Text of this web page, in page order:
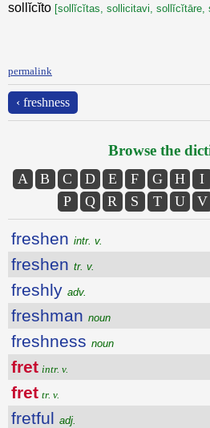
sollĭcĭto [sollĭcĭtas, sollicitavi, sollĭcĭtāre,
permalink
‹ freshness
Browse the
A B C D E F G H I
P
Q R S T U V
freshen intr. v.
freshen tr. v.
freshly adv.
freshman noun
freshness noun
fret intr. v.
fret tr. v.
fretful adj.